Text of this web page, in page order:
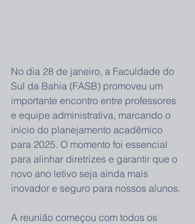
No dia 28 de janeiro, a Faculdade do
Sul da Bahia (FASB) promoveu um
importante encontro entre professores
e equipe administrativa, marcando o
início do planejamento acadêmico
para 2025. O momento foi essencial
para alinhar diretrizes e garantir que o
novo ano letivo seja ainda mais
inovador e seguro para nossos alunos.
A reunião começou com todos os